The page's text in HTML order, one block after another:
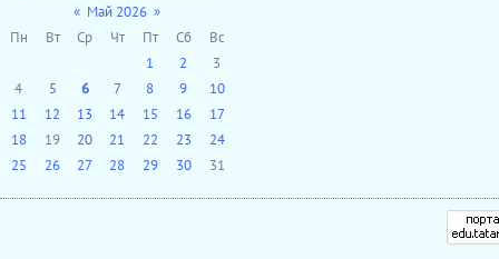
« Май 2026 »
Пн
Вт Ср Чт Пт Сб
Вс
1
2
3
4
5 6 7 8 9
10
11
12 13 14 15 16
17
18
19 20 21 22 23
24
25
26 27 28 29 30 31